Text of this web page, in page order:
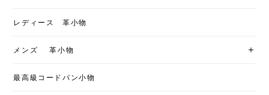
レディース 革小物
メンズ 革小物
最高級コードバン小物